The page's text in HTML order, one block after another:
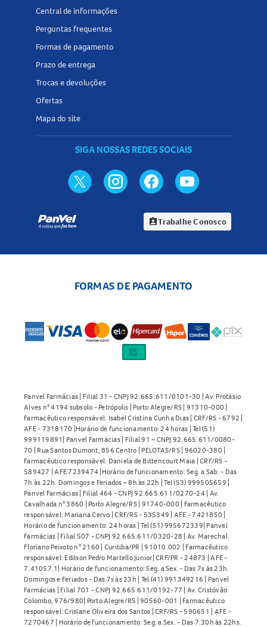
Central de informações
Perguntas frequentes
Formas de pagamento
Prazo de entrega
Trocas e devoluções
Ofertas
Mapa do site
SIGA NOSSAS REDES SOCIAIS
assignment_indTrabalhe Conosco
FORMAS DE PAGAMENTO
Panvel Farmácias | Filial 31 - CNPJ 92.665.611/0101-30 | Av. Protásio
Alves n° 4194 subsolo - Petrópolis | Porto Alegre/RS | 91310-000 |
Farmacêutico responsável: Isabel Cristina Cunha Dias | CRF/RS - 6792 |
AFE - 7318170 |Horário de funcionamento: 24 horas | Tel (51)
999119891| Panvel Farmácias | Filial 91 – CNPJ 92.665.611/0080-
70 | Rua Santos Dumont, 856 Centro | PELOTAS/RS | 96020-380 |
Farmacêutico responsável: Daniela de Bittencourt Maia | CRF/RS -
589427 | AFE 7239474 |Horário de funcionamento: Seg. a Sab. - Das
7h às 22h. Domingos e Feriados – 8h às 22h | Tel (53) 999505659 |
Panvel Farmácias | Filial 464 - CNPJ 92.665.611/0270-24 | Av.
Cavalhada n° 3860 | Porto Alegre/RS | 91740-000 | Farmacêutico
responsável: Mariana Cervo | CRF/RS - 535349 | AFE - 7421850 |
Horário de funcionamento: 24 horas | Tel (51) 995672339| Panvel
Farmácias | Filial 507 - CNPJ 92.665.611/0320-28 | Av. Marechal
Floriano Peixoto n° 2160 | Curitiba/PR | 91010.002 | Farmacêutico
responsável: Edilson Pedro Martello Junior| CRF/PR - 24873 | AFE -
7.41057.1| Horário de funcionamento: Seg. a Sex. - Das 7s às 23h.
Domingos e Feriados - Das 7s às 23h | Tel (41) 991349216 | Panvel
Farmácias | Filial 701 - CNPJ 92.665.611/0192-77 | Av. Cristóvão
Colombo, 976/980| Porto Alegre/RS | 90560-001 | Farmacêutico
responsável: Crislane Oliveira dos Santos | CRF/RS - 590651 | AFE -
7270467 | Horário de funcionamento: Seg. a Sex. - Das 7:30h às 22hs.